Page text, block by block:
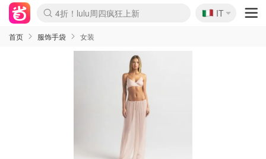
Boticinal 夏促开抢！
4折！lulu周四疯狂上新
速领！Stanley独家85折
Zalando 奥莱闪促！每日更新
🇮🇹
IT
首页 服饰手袋 女装